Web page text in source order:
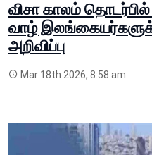
விசா காலம்
வாழ்
அறிவிப்பு
Mar 18th 2026, 8:58 am